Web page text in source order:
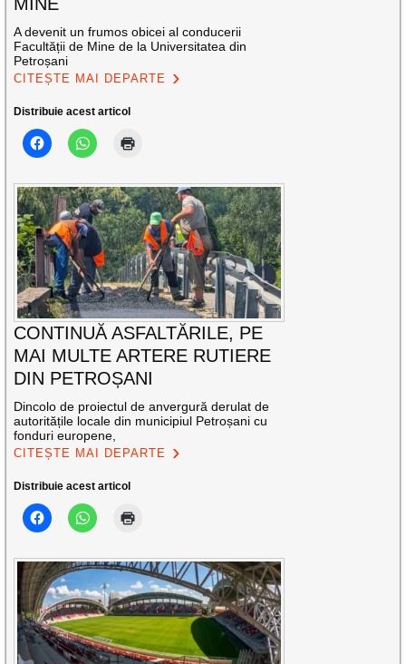
A devenit un frumos obicei al conducerii
Facultății de Mine de la Universitatea din
Petroșani
CITEȘTE MAI DEPARTE
Distribuie acest articol
CONTINUĂ ASFALTĂRILE, PE
MAI MULTE ARTERE RUTIERE
DIN PETROȘANI
Dincolo de proiectul de anvergură derulat de
autoritățile locale din municipiul Petroșani cu
fonduri europene,
CITEȘTE MAI DEPARTE
Distribuie acest articol